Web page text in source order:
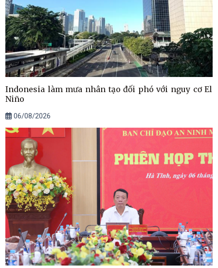
Indonesia làm mưa nhân tạo đối phó với nguy cơ El
Niño
06/08/2026